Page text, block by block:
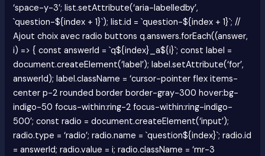
‘space-y-3’; list.setAttribute(‘aria-labelledby’,
`question-${index + 1}`); list.id = `question-${index + 1}`; //
Ajout choix avec radio buttons q.answers.forEach((answer,
i) => { const answerId = `q${index}_a${i}`; const label =
document.createElement(‘label’); label.setAttribute(‘for’,
answerId); label.className = ‘cursor-pointer flex items-
center p-2 rounded border border-gray-300 hover:bg-
indigo-50 focus-within:ring-2 focus-within:ring-indigo-
500’; const radio = document.createElement(‘input’);
radio.type = ‘radio’; radio.name = `question${index}`; radio.id
= answerId; radio.value = i; radio.className = ‘mr-3